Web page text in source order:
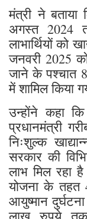
मंत्री ने
अगस्त 2024
लाभार्थियों को
जनवरी 2025
जाने के पश्चात
में शामिल किया
उन्होंने कहा
प्रधानमंत्री
निःशुल्क
सरकार की
लाभ मिल रहा
योजना के तहत
आयुष्मान